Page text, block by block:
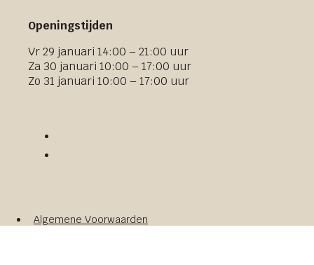
Openingstijden
Vr 29 januari 14:00 – 21:00 uur
Za 30 januari 10:00 – 17:00 uur
Zo 31 januari 10:00 – 17:00 uur
Algemene Voorwaarden